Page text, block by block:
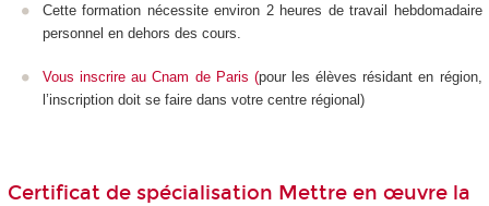
Cette formation nécessite environ 2 heures de travail hebdomadaire
personnel en dehors des cours.
Vous inscrire au Cnam de Paris (pour les élèves résidant en région,
l’inscription doit se faire dans votre centre régional)
Certificat de spécialisation Mettre en œuvre la